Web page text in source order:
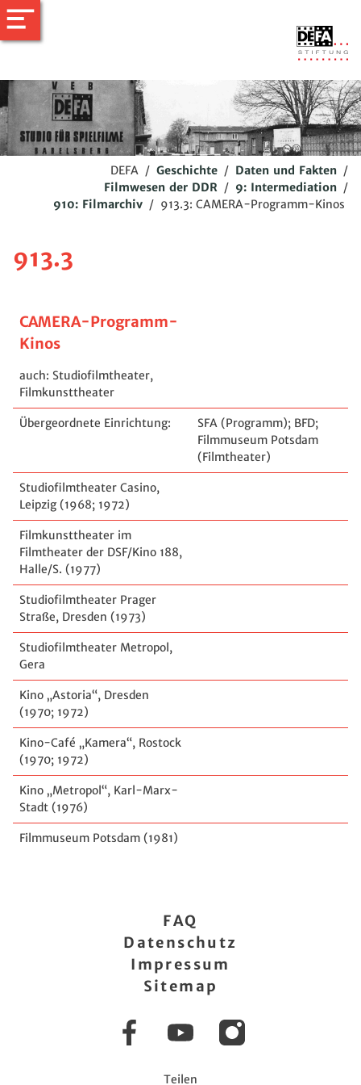
DEFA / Geschichte / Daten und Fakten /
Filmwesen der DDR / 9: Intermediation /
910: Filmarchiv / 913.3: CAMERA-Programm-Kinos
913.3
CAMERA-Programm-
Kinos
auch: Studiofilmtheater,
Filmkunsttheater
Übergeordnete Einrichtung:
SFA (Programm); BFD;
Filmmuseum Potsdam
(Filmtheater)
Studiofilmtheater Casino,
Leipzig (1968; 1972)
Filmkunsttheater im
Filmtheater der DSF/Kino 188,
Halle/S. (1977)
Studiofilmtheater Prager
Straße, Dresden (1973)
Studiofilmtheater Metropol,
Gera
Kino „Astoria“, Dresden
(1970; 1972)
Kino-Café „Kamera“, Rostock
(1970; 1972)
Kino „Metropol“, Karl-Marx-
Stadt (1976)
Filmmuseum Potsdam (1981)
Teilen
FacebookYouTubeInstagram
FAQ
Datenschutz
Impressum
Sitemap